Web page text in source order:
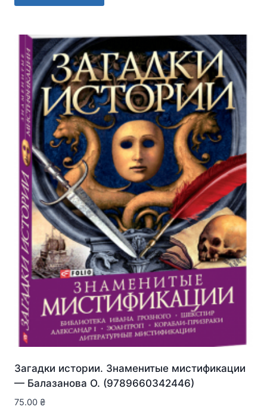
Загадки истории. Знаменитые мистификации
— Балазанова О. (9789660342446)
75.00 ₴